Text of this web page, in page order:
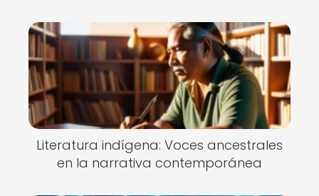
Literatura indígena: Voces ancestrales
en la narrativa contemporánea